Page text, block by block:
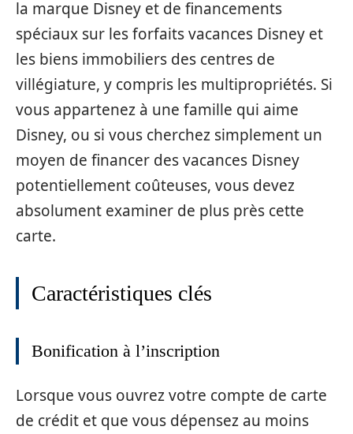
la marque Disney et de financements
spéciaux sur les forfaits vacances Disney et
les biens immobiliers des centres de
villégiature, y compris les multipropriétés. Si
vous appartenez à une famille qui aime
Disney, ou si vous cherchez simplement un
moyen de financer des vacances Disney
potentiellement coûteuses, vous devez
absolument examiner de plus près cette
carte.
Caractéristiques clés
Bonification à l’inscription
Lorsque vous ouvrez votre compte de carte
de crédit et que vous dépensez au moins